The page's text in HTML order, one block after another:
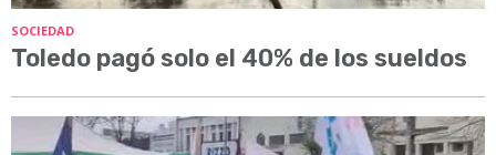
SOCIEDAD
Toledo pagó solo el 40% de los sueldos